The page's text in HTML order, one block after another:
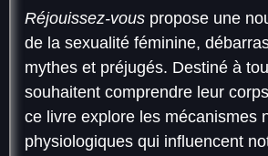
Réjouissez-vous propose une
de la sexualité féminine,
mythes et préjugés. Destiné à
souhaitent comprendre leur
ce livre explore les mécanismes
physiologiques qui influencent